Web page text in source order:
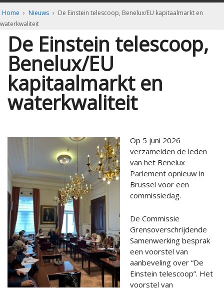
Home › Nieuws › De Einstein telescoop, Benelux/EU kapitaalmarkt en
waterkwaliteit
De Einstein telescoop,
Benelux/EU
kapitaalmarkt en
waterkwaliteit
Op 5 juni 2026
verzamelden de leden
van het Benelux
Parlement opnieuw in
Brussel voor een
commissiedag.
De Commissie
Grensoverschrijdende
Samenwerking besprak
een voorstel van
aanbeveling over “De
Einstein telescoop”. Het
voorstel van